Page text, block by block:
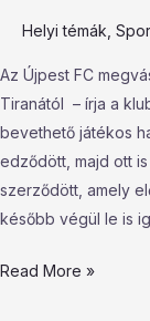
Helyi témák
Az Újpest FC
Tiranától – írja a
bevethető játékos
edződött, majd ott
szerződött, amely
később végül le is
Read More »